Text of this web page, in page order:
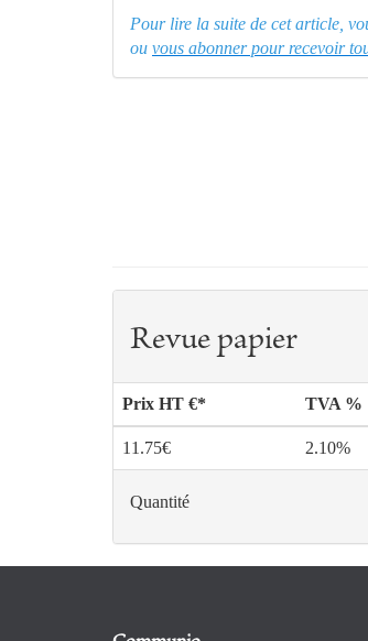
Pour lire la suite de cet article,
ou vous abonner pour recevoir
Revue papier
Prix HT €* TVA %
11.75€ 2.10%
Quantité